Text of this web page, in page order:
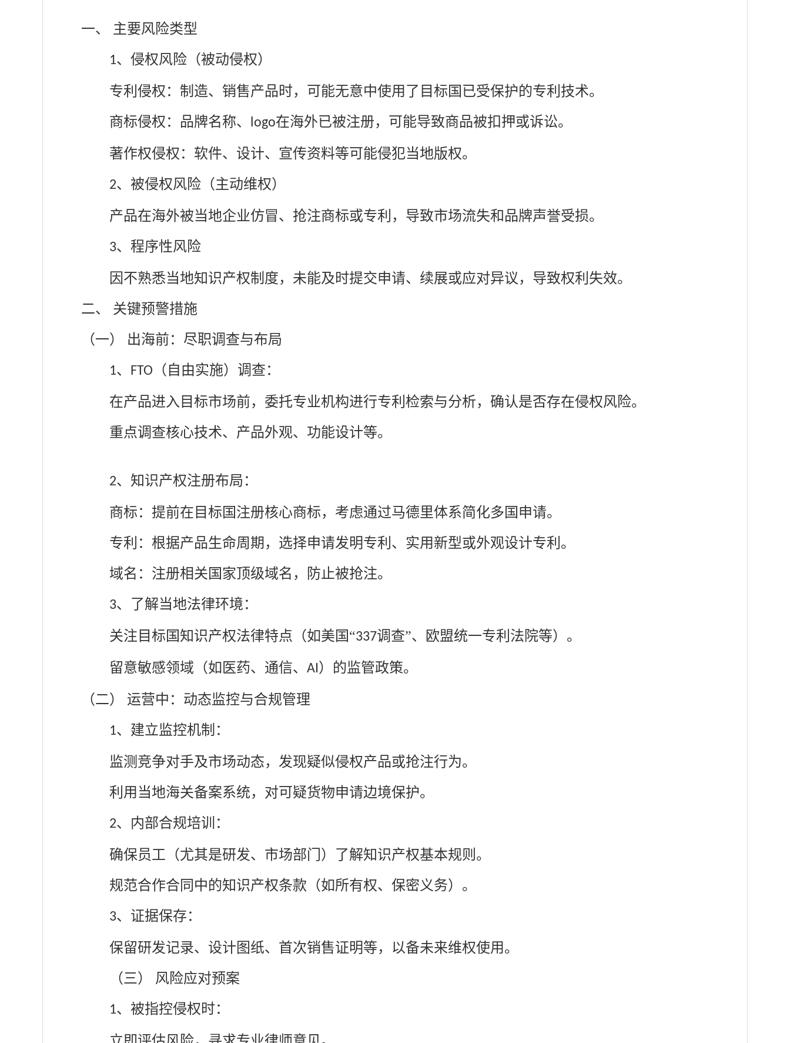
一、 主要风险类型
1、 侵权风险（被动侵权）
专利侵权：制造、销售产品时，可能无意中使用了目标国已受保护的专利技术。
商标侵权：品牌名称、 logo在海外已被注册，可能导致商品被扣押或诉讼。
著作权侵权：软件、设计、宣传资料等可能侵犯当地版权。
2、 被侵权风险（主动维权）
产品在海外被当地企业仿冒、抢注商标或专利，导致市场流失和品牌声誉受损。
3、 程序性风险
因不熟悉当地知识产权制度，未能及时提交申请、续展或应对异议，导致权利失效。
二、
关键预警措施
（一）
出海前：尽职调查与布局
1、 FTO （自由实施）调查：
在产品进入目标市场前，委托专业机构进行专利检索与分析，确认是否存在侵权风险。
重点调查核心技术、产品外观、功能设计等。
2、 知识产权注册布局：
商标：提前在目标国注册核心商标，考虑通过马德里体系简化多国申请。
专利：根据产品生命周期，选择申请发明专利、实用新型或外观设计专利。
域名：注册相关国家顶级域名，防止被抢注。
3、 了解当地法律环境：
关注目标国知识产权法律特点（如美国“337调查”、欧盟统一专利法院等）。
留意敏感领域（如医药、通信、 AI）的监管政策。
（二） 运营中：动态监控与合规管理
1、 建立监控机制：
监测竞争对手及市场动态，发现疑似侵权产品或抢注行为。
利用当地海关备案系统，对可疑货物申请边境保护。
2、 内部合规培训：
确保员工（尤其是研发、市场部门）了解知识产权基本规则。
规范合作合同中的知识产权条款（如所有权、保密义务）。
3、 证据保存：
保留研发记录、设计图纸、首次销售证明等，以备未来维权使用。
（三）
风险应对预案
1、 被指控侵权时：